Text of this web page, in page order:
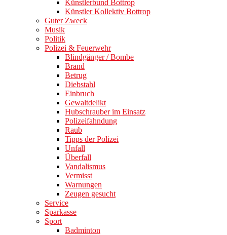
Künstlerbund Bottrop
Künstler Kollektiv Bottrop
Guter Zweck
Musik
Politik
Polizei & Feuerwehr
Blindgänger / Bombe
Brand
Betrug
Diebstahl
Einbruch
Gewaltdelikt
Hubschrauber im Einsatz
Polizeifahndung
Raub
Tipps der Polizei
Unfall
Überfall
Vandalismus
Vermisst
Warnungen
Zeugen gesucht
Service
Sparkasse
Sport
Badminton